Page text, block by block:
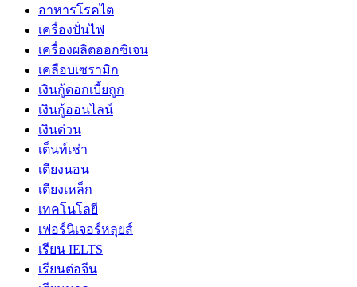
อาหารโรคไต
เครื่องปั่นไฟ
เครื่องผลิตออกซิเจน
เคลือบเซรามิก
เงินกู้ดอกเบี้ยถูก
เงินกู้ออนไลน์
เงินด่วน
เต็นท์เช่า
เตียงนอน
เตียงเหล็ก
เทคโนโลยี
เฟอร์นิเจอร์หลุยส์
เรียน IELTS
เรียนต่อจีน